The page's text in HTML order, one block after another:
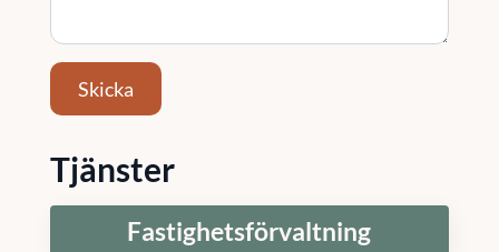
Skicka
Tjänster
Fastighetsförvaltning